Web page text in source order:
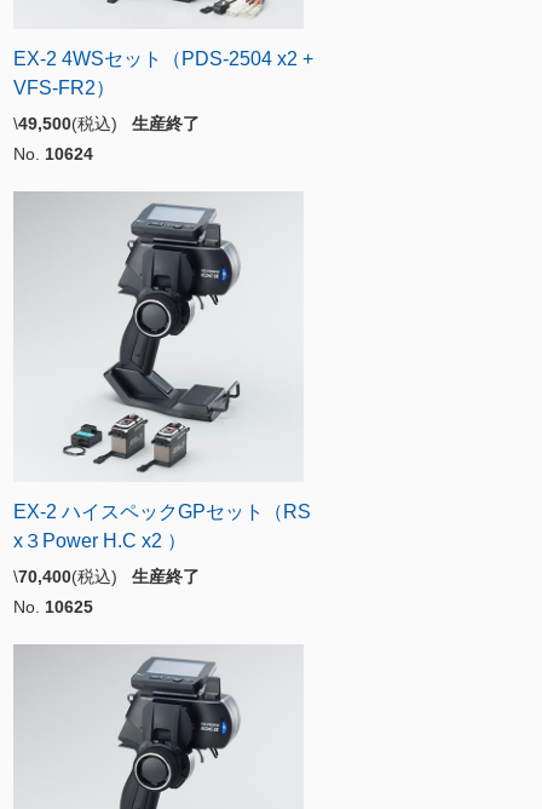
EX-2 4WSセット（PDS-2504 x2 +
VFS-FR2）
\49,500(税込) 生産終了
No. 10624
EX-2 ハイスペックGPセット（RS
x３Power H.C x2 ）
\70,400(税込) 生産終了
No. 10625